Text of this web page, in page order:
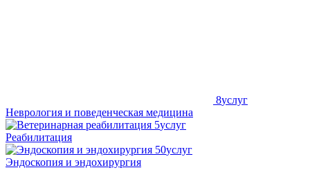
8услуг
Неврология и поведенческая медицина
5услуг
Реабилитация
50услуг
Эндоскопия и эндохирургия